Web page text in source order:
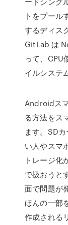
トをプール
するディス
GitLab は
って、CPU
イルシステ
Androidス
る方法をス
ます。SD
い人やスマ
トレージ化
で扱おうと
面で問題が
ほんの一部
作成される